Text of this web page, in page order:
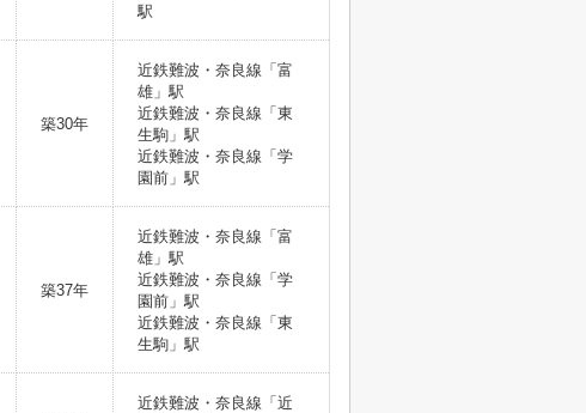
駅
築30年
近鉄難波・奈良線「富
雄」駅
近鉄難波・奈良線「東
生駒」駅
近鉄難波・奈良線「学
園前」駅
築37年
近鉄難波・奈良線「富
雄」駅
近鉄難波・奈良線「学
園前」駅
近鉄難波・奈良線「東
生駒」駅
近鉄難波・奈良線「近